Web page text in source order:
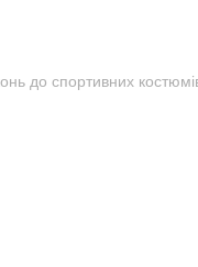
до спортивних